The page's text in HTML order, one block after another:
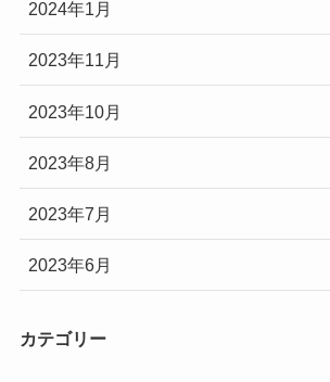
2024年1月
2023年11月
2023年10月
2023年8月
2023年7月
2023年6月
カテゴリー